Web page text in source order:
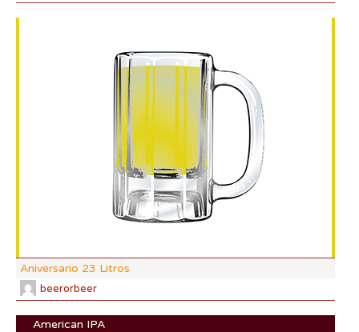
Aniversario 23 Litros
beerorbeer
American IPA